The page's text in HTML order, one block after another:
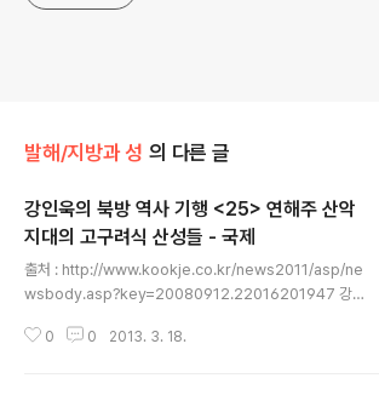
발해/지방과 성 의 다른 글
강인욱의 북방 역사 기행 <25> 연해주 산악
지대의 고구려식 산성들 - 국제
출처 : http://www.kookje.co.kr/news2011/asp/ne
wsbody.asp?key=20080912.22016201947 강인
피라미드처럼 쌓아올린 고구려 축성술의 흔적 고구려 멸망
0 0 2013. 3. 18.